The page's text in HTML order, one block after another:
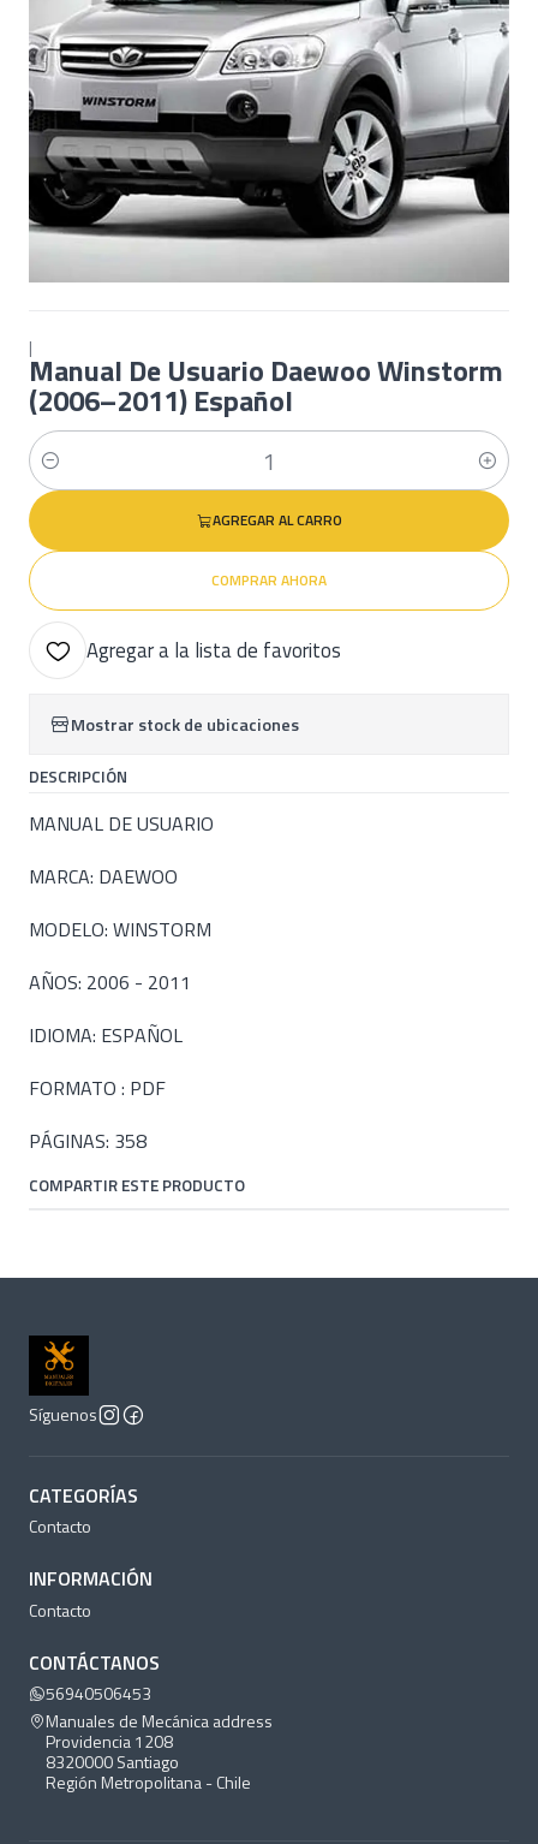
|
Manual De Usuario Daewoo Winstorm
(2006–2011) Español
Cantidad
AGREGAR AL CARRO
COMPRAR AHORA
Agregar a la lista de favoritos
Mostrar stock de ubicaciones
DESCRIPCIÓN
MANUAL DE USUARIO
MARCA: DAEWOO
MODELO: WINSTORM
AÑOS: 2006 - 2011
IDIOMA: ESPAÑOL
FORMATO : PDF
PÁGINAS: 358
COMPARTIR ESTE PRODUCTO
Síguenos
CATEGORÍAS
Contacto
INFORMACIÓN
Contacto
CONTÁCTANOS
56940506453
Manuales de Mecánica address
Providencia 1208
8320000 Santiago
Región Metropolitana - Chile